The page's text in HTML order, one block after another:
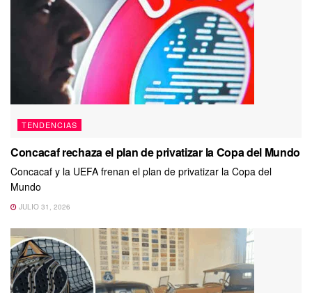
TENDENCIAS
Concacaf rechaza el plan de privatizar la Copa del Mundo
Concacaf y la UEFA frenan el plan de privatizar la Copa del
Mundo
JULIO 31, 2026